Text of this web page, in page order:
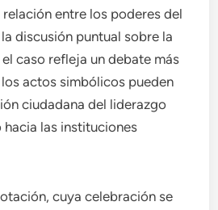
entre los poderes del
discusión puntual sobre la
caso refleja un debate más
actos simbólicos pueden
ciudadana del liderazgo
las instituciones
cuya celebración se